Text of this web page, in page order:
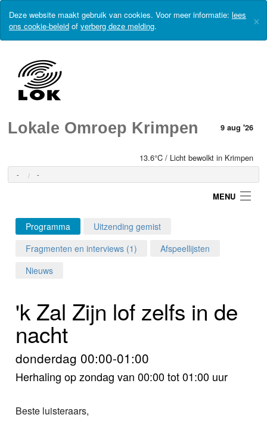
Deze website maakt gebruik van cookies. Voor meer informatie: lees
ons cookie-beleid of verberg deze melding. ×
Lokale Omroep Krimpen 9 aug '26
13.6°C / Licht bewolkt in Krimpen
- -
MENU
Login
Home
Foto's
Video
Webcam
Programma
Uitzending gemist
Fragmenten en interviews (1)
Afspeellijsten
Nieuws
'k Zal Zijn lof zelfs in de
nacht
donderdag 00:00-01:00
Herhaling op zondag van 00:00 tot 01:00 uur
Beste luisteraars,